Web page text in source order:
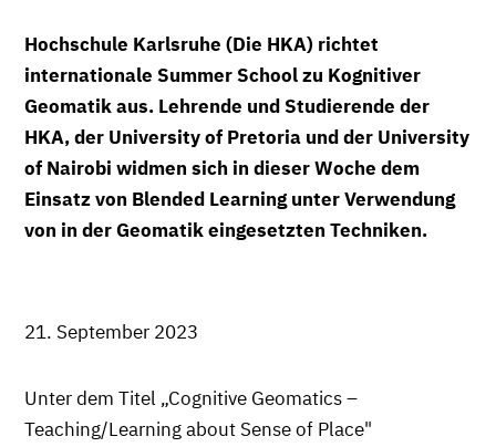
Hochschule Karlsruhe (Die HKA) richtet
internationale Summer School zu Kognitiver
Geomatik aus. Lehrende und Studierende der
HKA, der University of Pretoria und der University
of Nairobi widmen sich in dieser Woche dem
Einsatz von Blended Learning unter Verwendung
von in der Geomatik eingesetzten Techniken.
21. September 2023
Unter dem Titel „Cognitive Geomatics –
Teaching/Learning about Sense of Place"